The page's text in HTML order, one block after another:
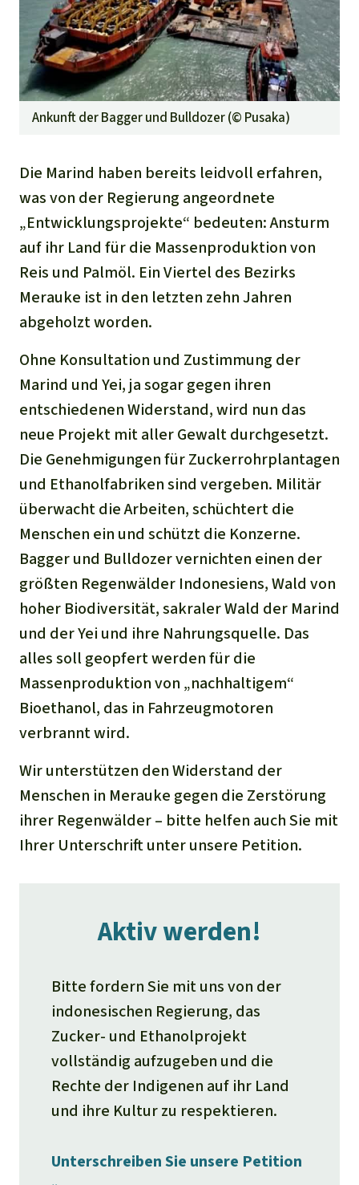
Ankunft der Bagger und Bulldozer (© Pusaka)
Die Marind haben bereits leidvoll erfahren,
was von der Regierung angeordnete
„Entwicklungsprojekte“ bedeuten: Ansturm
auf ihr Land für die Massenproduktion von
Reis und Palmöl. Ein Viertel des Bezirks
Merauke ist in den letzten zehn Jahren
abgeholzt worden.
Ohne Konsultation und Zustimmung der
Marind und Yei, ja sogar gegen ihren
entschiedenen Widerstand, wird nun das
neue Projekt mit aller Gewalt durchgesetzt.
Die Genehmigungen für Zuckerrohrplantagen
und Ethanolfabriken sind vergeben. Militär
überwacht die Arbeiten, schüchtert die
Menschen ein und schützt die Konzerne.
Bagger und Bulldozer vernichten einen der
größten Regenwälder Indonesiens, Wald von
hoher Biodiversität, sakraler Wald der Marind
und der Yei und ihre Nahrungsquelle. Das
alles soll geopfert werden für die
Massenproduktion von „nachhaltigem“
Bioethanol, das in Fahrzeugmotoren
verbrannt wird.
Wir unterstützen den Widerstand der
Menschen in Merauke gegen die Zerstörung
ihrer Regenwälder – bitte helfen auch Sie mit
Ihrer Unterschrift unter unsere Petition.
Aktiv werden!
Bitte fordern Sie mit uns von der
indonesischen Regierung, das
Zucker- und Ethanolprojekt
vollständig aufzugeben und die
Rechte der Indigenen auf ihr Land
und ihre Kultur zu respektieren.
Unterschreiben Sie unsere Petition